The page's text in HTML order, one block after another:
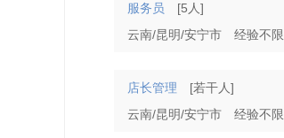
服务员 [5人]
云南/昆明/安宁市
经验不限
店长管理 [若干人]
云南/昆明/安宁市
经验不限